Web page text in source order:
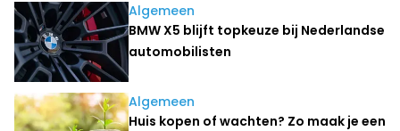
Algemeen
BMW X5 blijft topkeuze bij Nederlandse
automobilisten
Algemeen
Huis kopen of wachten? Zo maak je een